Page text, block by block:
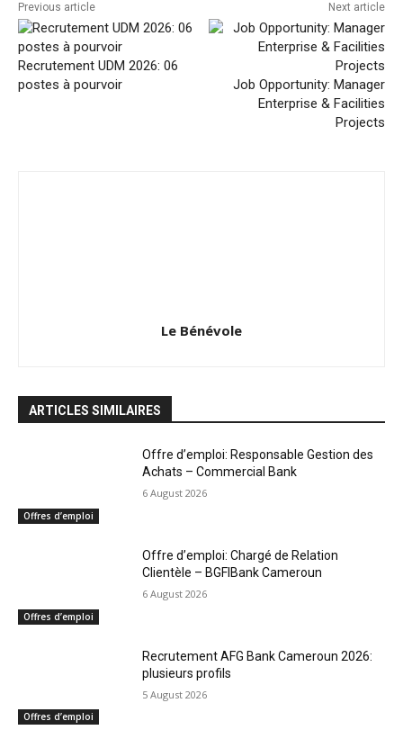
Previous article
Recrutement UDM 2026: 06
postes à pourvoir
Next article
Job Opportunity: Manager
Enterprise & Facilities
Projects
Le Bénévole
ARTICLES SIMILAIRES
Offres d’emploi
Offre d’emploi: Responsable Gestion des
Achats – Commercial Bank
6 August 2026
Offres d’emploi
Offre d’emploi: Chargé de Relation
Clientèle – BGFIBank Cameroun
6 August 2026
Offres d’emploi
Recrutement AFG Bank Cameroun 2026:
plusieurs profils
5 August 2026